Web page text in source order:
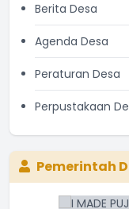
Berita Desa
Agenda Desa
Peraturan Desa
Perpustakaan
Pemerintah